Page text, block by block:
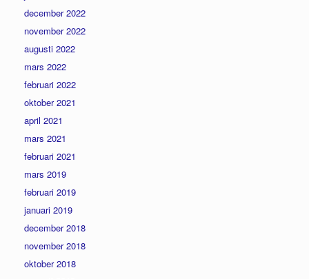
december 2022
november 2022
augusti 2022
mars 2022
februari 2022
oktober 2021
april 2021
mars 2021
februari 2021
mars 2019
februari 2019
januari 2019
december 2018
november 2018
oktober 2018